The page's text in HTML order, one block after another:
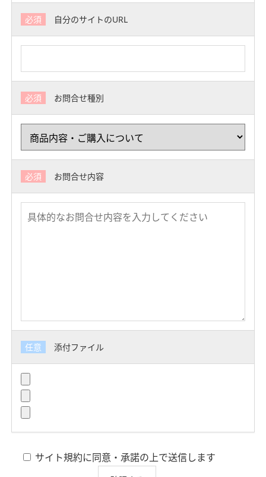
必須 自分のサイトのURL
必須 お問合せ種別
必須 お問合せ内容
任意 添付ファイル
サイト規約に同意・承諾の上で送信します